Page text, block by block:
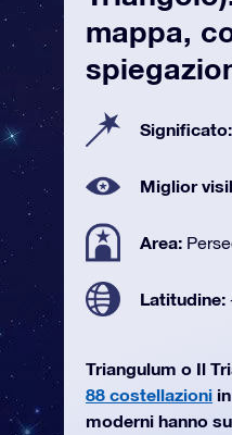
mappa,
Significato:
Miglior
Area:
Latitudine:
Triangulum o Il
88 costellazioni
moderni hanno